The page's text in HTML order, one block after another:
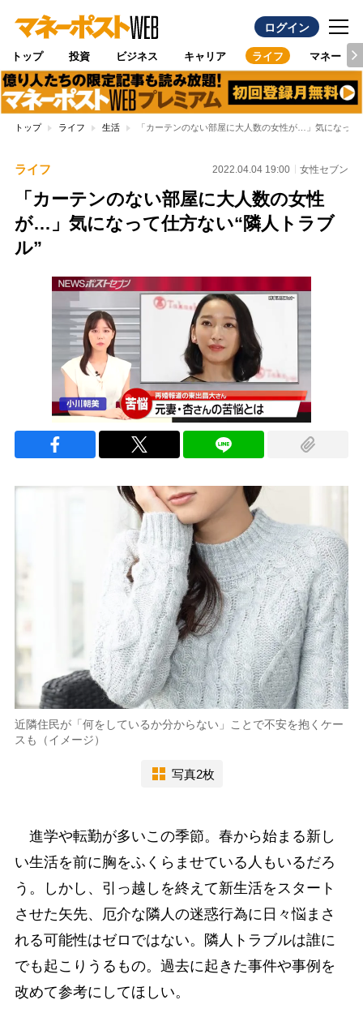
ログイン
トップ 投資 ビジネス キャリア ライフ マネー
トップ ライフ 生活 「カーテンのない部屋に大人数の女性が…」気になって
ライフ 2022.04.04 19:00 女性セブン
「カーテンのない部屋に大人数の女性
が…」気になって仕方ない“隣人トラブ
ル”
近隣住民が「何をしているか分からない」ことで不安を抱くケー
スも（イメージ）
写真2枚
進学や転勤が多いこの季節。春から始まる新し
い生活を前に胸をふくらませている人もいるだろ
う。しかし、引っ越しを終えて新生活をスタート
させた矢先、厄介な隣人の迷惑行為に日々悩まさ
れる可能性はゼロではない。隣人トラブルは誰に
でも起こりうるもの。過去に起きた事件や事例を
改めて参考にしてほしい。